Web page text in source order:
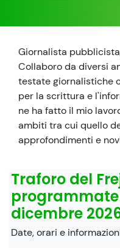
Giornalista
Collaboro da diversi
testate giornalistiche
per la scrittura e
ne ha fatto il mio
ambiti tra cui quello
approfondimenti e
Traforo del
dicembre
Date, orari e